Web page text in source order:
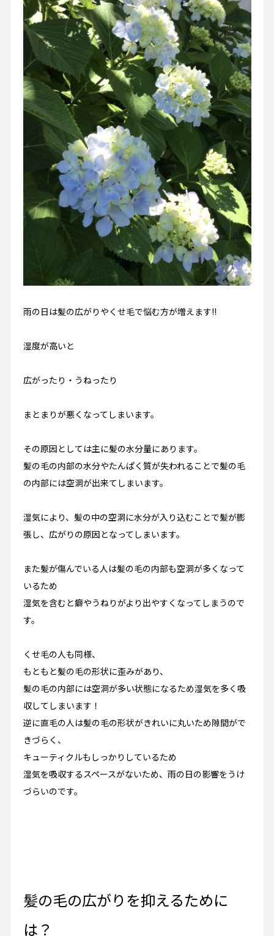
雨の日は髪の広がりやくせ毛で悩む方が増えます!!
湿度が高いと
広がったり・うねったり
まとまりが悪くなってしまいます。
その原因としては主に髪の水分量にあります。
髪の毛の内部の水分やたんぱく質が失われることで髪の毛
の内部には空洞が出来てしまいます。
湿気により、髪の中の空洞に水分が入り込むことで髪が膨
張し、広がりの原因となってしまいます。
また髪が傷んでいる人は髪の毛の内部も空洞が多くなって
いるため
湿気を含むと癖やうねりがより出やすくなってしまうので
す。
くせ毛の人も同様、
もともと髪の毛の形状に歪みがあり、
髪の毛の内部には空洞が多い状態になるため湿気を多く吸
収してしまいます！
逆に直毛の人は髪の毛の形状がきれいに丸いため隙間がで
きづらく、
キューティクルもしっかりしているため
湿気を吸収するスペースがないため、雨の日の影響をうけ
づらいのです。
髪の毛の広がりを抑えるために
は？